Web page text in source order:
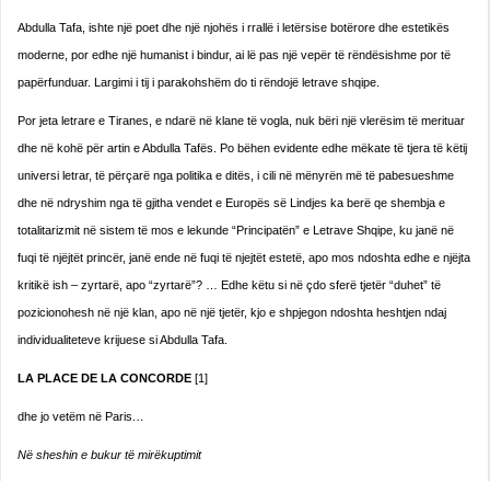
Abdulla Tafa, ishte një poet dhe një njohës i rrallë i letërsise botërore dhe estetikës
moderne, por edhe një humanist i bindur, ai lë pas një vepër të rëndësishme por të
papërfunduar. Largimi i tij i parakohshëm do ti rëndojë letrave shqipe.
Por jeta letrare e Tiranes, e ndarë në klane të vogla, nuk bëri një vlerësim të merituar
dhe në kohë për artin e Abdulla Tafës. Po bëhen evidente edhe mëkate të tjera të këtij
universi letrar, të përçarë nga politika e ditës, i cili në mënyrën më të pabesueshme
dhe në ndryshim nga të gjitha vendet e Europës së Lindjes ka berë qe shembja e
totalitarizmit në sistem të mos e lekunde “Principatën” e Letrave Shqipe, ku janë në
fuqi të njëjtët princër, janë ende në fuqi të njejtët estetë, apo mos ndoshta edhe e njëjta
kritikë ish – zyrtarë, apo “zyrtarë”? … Edhe këtu si në çdo sferë tjetër “duhet” të
pozicionohesh në një klan, apo në një tjetër, kjo e shpjegon ndoshta heshtjen ndaj
individualiteteve krijuese si Abdulla Tafa.
LA PLACE DE LA CONCORDE [1]
dhe jo vetëm në Paris…
Në sheshin e bukur të mirëkuptimit